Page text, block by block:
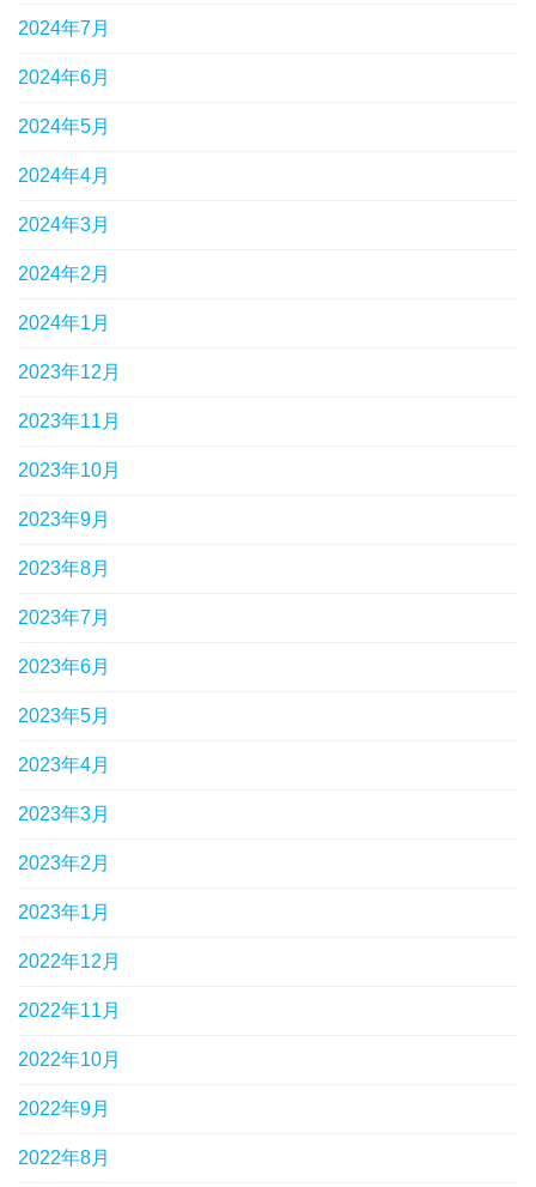
2024年7月
2024年6月
2024年5月
2024年4月
2024年3月
2024年2月
2024年1月
2023年12月
2023年11月
2023年10月
2023年9月
2023年8月
2023年7月
2023年6月
2023年5月
2023年4月
2023年3月
2023年2月
2023年1月
2022年12月
2022年11月
2022年10月
2022年9月
2022年8月